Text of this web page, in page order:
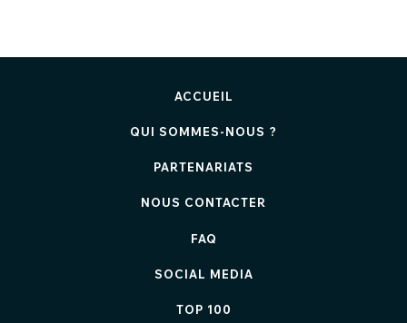
ACCUEIL
QUI SOMMES-NOUS ?
PARTENARIATS
NOUS CONTACTER
FAQ
SOCIAL MEDIA
TOP 100